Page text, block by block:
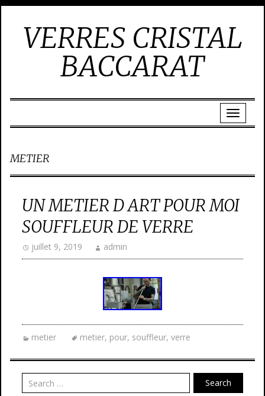
VERRES CRISTAL
BACCARAT
METIER
UN METIER D ART POUR MOI
SOUFFLEUR DE VERRE
juillet 9, 2019 admin
metier metier, pour, souffleur, verre
Search